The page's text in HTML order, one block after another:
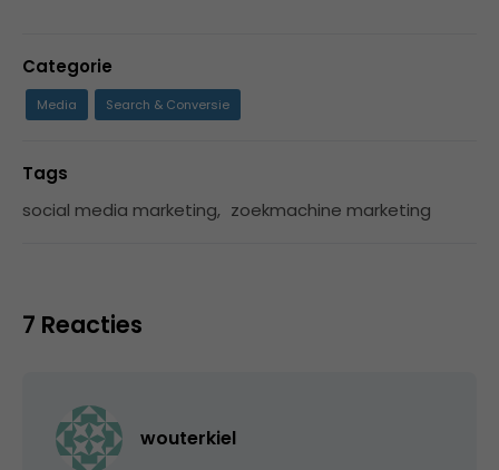
Categorie
Media Search & Conversie
Tags
social media marketing, zoekmachine marketing
7 Reacties
wouterkiel